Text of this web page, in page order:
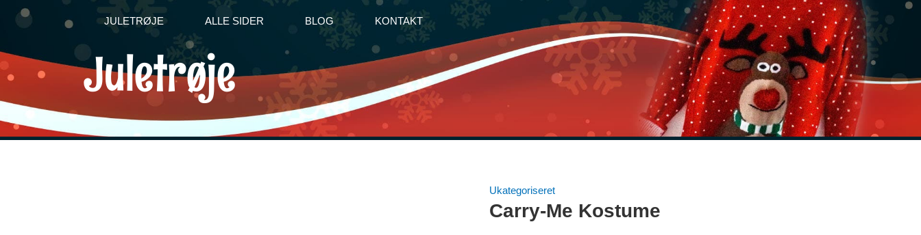
JULETRØJE ALLE SIDER BLOG KONTAKT
Juletrøje
Ukategoriseret
Carry-Me Kostume